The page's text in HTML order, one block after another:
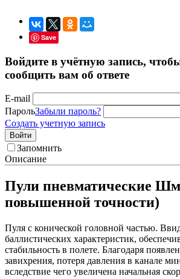
Save
Войдите в учётную запись,
сообщить вам об ответе
E-mail
ПарольЗабыли пароль?
Создать учетную запись
Войти
Запомнить
Описание
Пули пневматические
повышенной точности)
Пуля с конической головной частью.
баллистических характеристик,
стабильность в полете. Благодаря
завихрения, потеря давления в канале
вследствие чего увеличена начальная